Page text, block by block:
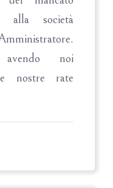
alla società
avendo noi
nostre rate